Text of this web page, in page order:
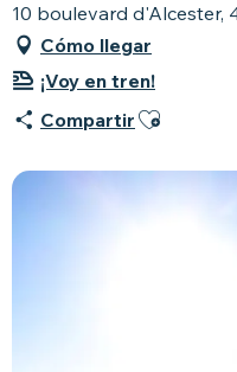
10 boulevard d'Alcester,
Cómo llegar
¡Voy en tren!
Compartir Ajouter aux